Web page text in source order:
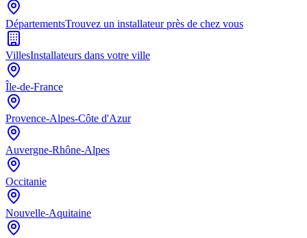
DépartementsTrouvez un installateur près de chez vous
VillesInstallateurs dans votre ville
Île-de-France
Provence-Alpes-Côte d'Azur
Auvergne-Rhône-Alpes
Occitanie
Nouvelle-Aquitaine